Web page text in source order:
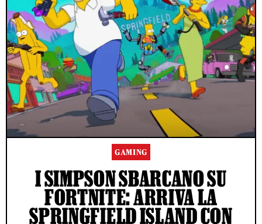
GAMING
I SIMPSON SBARCANO SU
FORTNITE: ARRIVA LA
SPRINGFIELD ISLAND CON